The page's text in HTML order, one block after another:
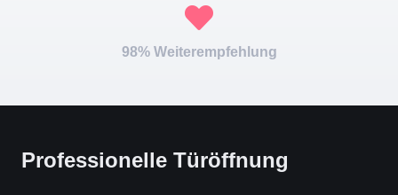
98% Weiterempfehlung
Professionelle Türöffnung